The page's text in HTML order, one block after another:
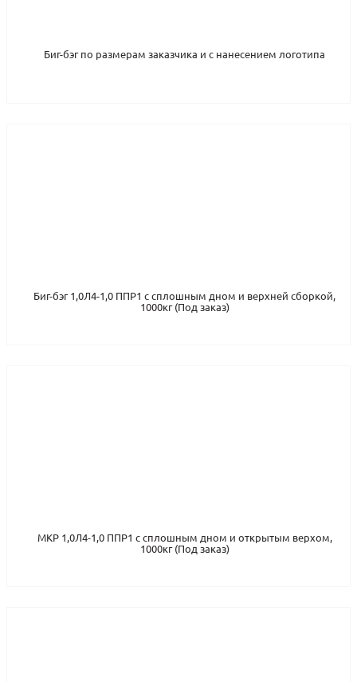
Биг-бэг по размерам заказчика и с нанесением логотипа
Биг-бэг 1,0Л4-1,0 ППР1 с сплошным дном и верхней сборкой,
1000кг (Под заказ)
МКР 1,0Л4-1,0 ППР1 с сплошным дном и открытым верхом,
1000кг (Под заказ)